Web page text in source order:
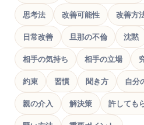
思考法 改善可能性 改善方
日常改善 旦那の不倫 沈黙
相手の気持ち 相手の立場
約束 習慣 聞き方 自分
親の介入 解決策 許しても